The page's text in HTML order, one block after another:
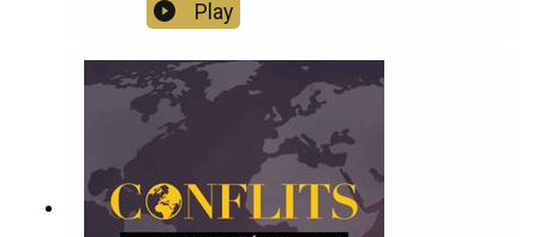
démographiques, c'est aussi l'influence qui se
lieux de création intellectuelle.Émission de Jean-
Baptiste Noé
Play